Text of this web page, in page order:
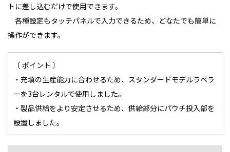
トに差し込むだけで使用できます。
各種設定もタッチパネルで入力できるため、どなたでも簡単に
操作ができます。
〔 ポイント 〕
・充填の生産能力に合わせるため、スタンダードモデルラベラ
ーを3台レンタルで使用しました。
・製品供給をより安定させるため、供給部分にパウチ投入部を
設置しました。